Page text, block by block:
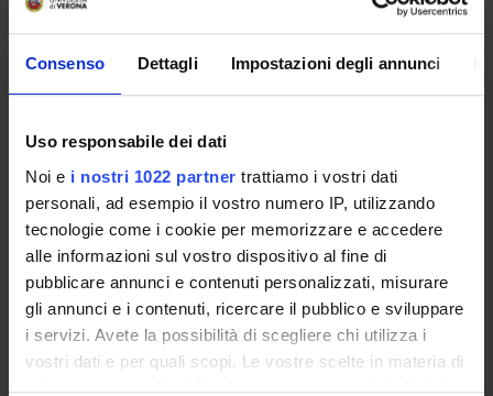
Consenso Dettagli Impostazioni degli annunci
Uso responsabile dei dati
Noi e i nostri 1022 partner trattiamo i vostri dati
personali, ad esempio il vostro numero IP, utilizzando
tecnologie come i cookie per memorizzare e accedere
alle informazioni sul vostro dispositivo al fine di
pubblicare annunci e contenuti personalizzati, misurare
gli annunci e i contenuti, ricercare il pubblico e sviluppare
i servizi. Avete la possibilità di scegliere chi utilizza i
vostri dati e per quali scopi. Le vostre scelte in materia di
privacy sono applicabili solo su questa proprietà digitale
sicurezza del paziente.
STUDYING
COURSES
PHD PROGRAMMES AND POSTGRADUATE
TRAINING
Contacts